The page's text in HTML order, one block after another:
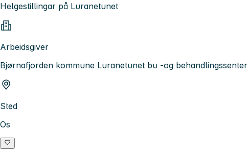
Helgestillingar på Luranetunet
Arbeidsgiver
Bjørnafjorden kommune Luranetunet bu -og behandlingssenter
Sted
Os